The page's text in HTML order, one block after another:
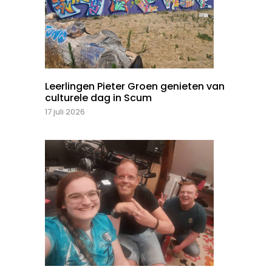
Leerlingen Pieter Groen genieten van
culturele dag in Scum
17 juli 2026